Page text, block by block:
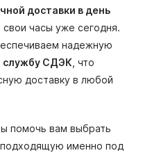
доставки в день
часы уже сегодня.
надежную
службу СДЭК , что
доставку в любой
помочь вам выбрать
, подходящую именно под